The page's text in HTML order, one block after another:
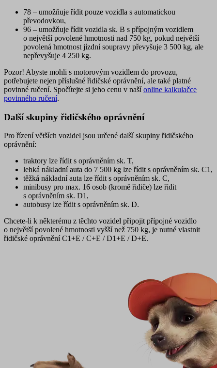
78 – umožňuje řídit pouze vozidla s automatickou
převodovkou,
96 – umožňuje řídit vozidla sk. B s přípojným vozidlem
o největší povolené hmotnosti nad 750 kg, pokud největší
povolená hmotnost jízdní soupravy převyšuje 3 500 kg, ale
nepřevyšuje 4 250 kg.
Pozor! Abyste mohli s motorovým vozidlem do provozu,
potřebujete nejen příslušné řidičské oprávnění, ale také platné
povinné ručení. Spočítejte si jeho cenu v našíonline kalkulačce
povinného ručení.
Další skupiny řidičského oprávnění
Pro řízení větších vozidel jsou určené další skupiny řidičského
oprávnění:
traktory lze řídit s oprávněním sk. T,
lehká nákladní auta do 7 500 kg lze řídit s oprávněním sk. C1 ,
těžká nákladní auta lze řídit s oprávněním sk. C,
minibusy pro max. 16 osob (kromě řidiče) lze řídit
s oprávněním sk. D1 ,
autobusy lze řídit s oprávněním sk. D.
Chcete-li k některému z těchto vozidel připojit přípojné vozidlo
o největší povolené hmotnosti vyšší než 750 kg, je nutné vlastnit
řidičské oprávnění C1+E / C+E / D1+E / D+E.